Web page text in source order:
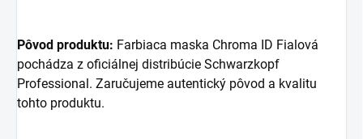
Pôvod produktu: Farbiaca maska Chroma ID Fialová
pochádza z oficiálnej distribúcie Schwarzkopf
Professional. Zaručujeme autentický pôvod a kvalitu
tohto produktu.